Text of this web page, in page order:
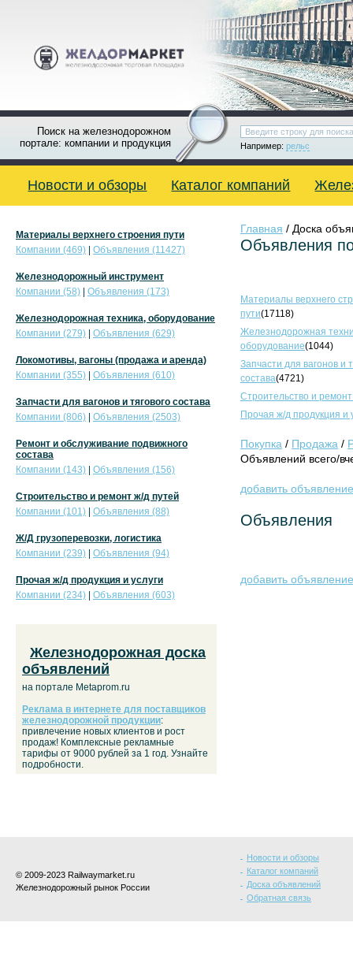
Поиск на железнодорожном
портале: компании и продукция
Например: рельс
Новости и обзоры Каталог компаний
Главная / Доска
Объявления
Материалы верхнего
пути(17118)
Железнодорожная
оборудование(1044)
Запчасти для вагонов и
состава(4721)
Строительство и
Прочая ж/д продукция и
Покупка / Продажа /
Объявлений всего/
добавить объявление
Объявления
добавить объявление
Материалы верхнего строения пути
Компании (469)
Объявления (11427)
Железнодорожный инструмент
Компании (58)
Объявления (173)
Железнодорожная техника, оборудование
Компании (279)
Объявления (629)
Локомотивы, вагоны (продажа и аренда)
Компании (355)
Объявления (610)
Запчасти для вагонов и тягового состава
Компании (806)
Объявления (2503)
Ремонт и обслуживание подвижного
состава
Компании (143)
Объявления (156)
Строительство и ремонт ж/д путей
Компании (101)
Объявления (88)
Ж/Д грузоперевозки, логистика
Компании (239)
Объявления (94)
Прочая ж/д продукция и услуги
Компании (234)
Объявления (603)
Железнодорожная доска
объявлений
на портале Metaprom.ru
Реклама в интернете для поставщиков
железнодорожной продукции:
привлечение новых клиентов и рост
продаж! Комплексные рекламные
тарифы от 9000 рублей за 1 год. Узнайте
подробности.
© 2009-2023 Railwaymarket.ru
Железнодорожный рынок России
Новости и обзоры
Каталог компаний
Доска объявлений
Обратная связь